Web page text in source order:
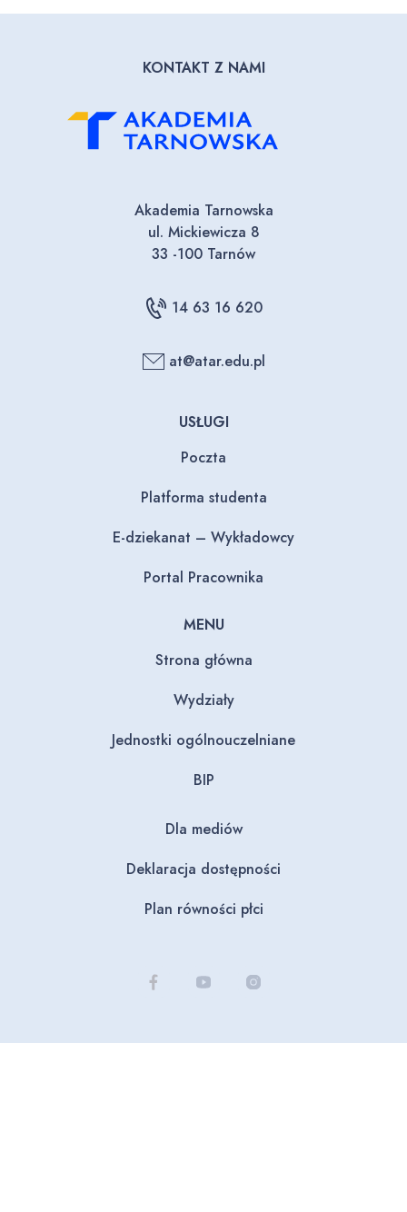
KONTAKT Z NAMI
Akademia Tarnowska
ul. Mickiewicza 8
33 -100 Tarnów
14 63 16 620
at@atar.edu.pl
USŁUGI
Poczta
Platforma studenta
E-dziekanat – Wykładowcy
Portal Pracownika
MENU
Strona główna
Wydziały
Jednostki ogólnouczelniane
BIP
Dla mediów
Deklaracja dostępności
Plan równości płci